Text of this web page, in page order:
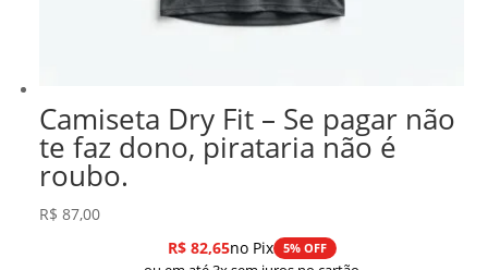
Camiseta Dry Fit – Se pagar não
te faz dono, pirataria não é
roubo.
R$ 87,00
R$82,65no Pix 5% OFF